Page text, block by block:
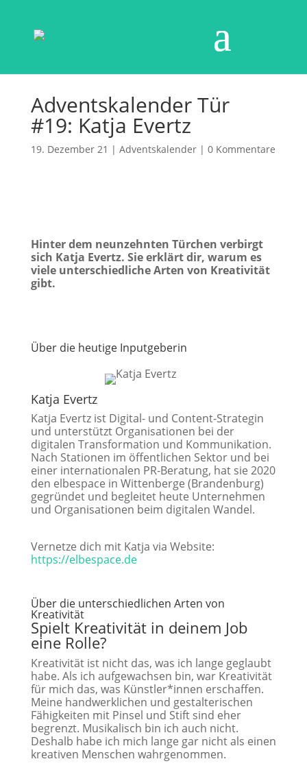
Adventskalender Tür
#19: Katja Evertz
19. Dezember 21 | Adventskalender| 0 Kommentare
Hinter dem neunzehnten Türchen verbirgt
sich Katja Evertz. Sie erklärt dir, warum es
viele unterschiedliche Arten von Kreativität
gibt.
Über die heutige Inputgeberin
Katja Evertz
Katja Evertz ist Digital- und Content-Strategin
und unterstützt Organisationen bei der
digitalen Transformation und Kommunikation.
Nach Stationen im öffentlichen Sektor und bei
einer internationalen PR-Beratung, hat sie 2020
den elbespace in Wittenberge (Brandenburg)
gegründet und begleitet heute Unternehmen
und Organisationen beim digitalen Wandel.
Vernetze dich mit Katja via Website:
https://elbespace.de
Über die unterschiedlichen Arten von
Kreativität
Spielt Kreativität in deinem Job
eine Rolle?
Kreativität ist nicht das, was ich lange geglaubt
habe. Als ich aufgewachsen bin, war Kreativität
für mich das, was Künstler*innen erschaffen.
Meine handwerklichen und gestalterischen
Fähigkeiten mit Pinsel und Stift sind eher
begrenzt. Musikalisch bin ich auch nicht.
Deshalb habe ich mich lange gar nicht als einen
kreativen Menschen wahrgenommen.